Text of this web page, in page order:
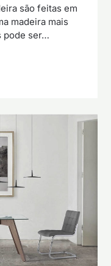
são feitas em
madeira mais
pode ser…